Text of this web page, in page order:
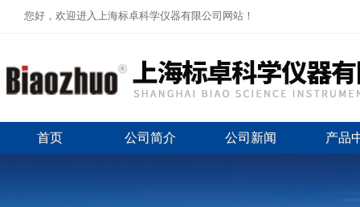
您好，欢迎进入上海标卓科学仪器有限公司网站！
首页 公司简介 公司新闻 产品